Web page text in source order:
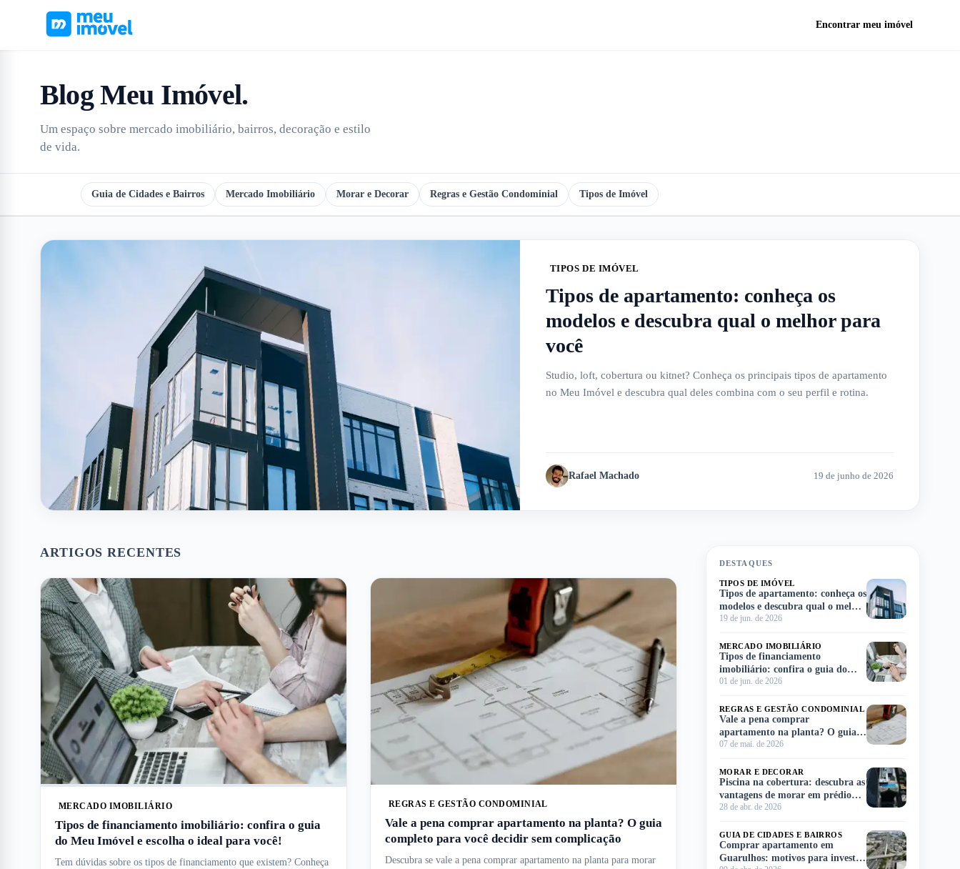
Encontrar meu imóvel
Blog Meu Imóvel.
Um espaço sobre mercado imobiliário, bairros, decoração e estilo
de vida.
Guia de Cidades e Bairros Mercado Imobiliário Morar e Decorar Regras e Gestão Condominial Tipos de Imóvel
TIPOS DE IMÓVEL
Tipos de apartamento: conheça os
modelos e descubra qual o melhor para
você
Studio, loft, cobertura ou kitnet? Conheça os principais tipos de apartamento
no Meu Imóvel e descubra qual deles combina com o seu perfil e rotina.
Rafael Machado 19 de junho de 2026
ARTIGOS RECENTES
MERCADO IMOBILIÁRIO
Tipos de financiamento imobiliário: confira o guia
do Meu Imóvel e escolha o ideal para você!
Tem dúvidas sobre os tipos de financiamento que existem? Conheça
REGRAS E GESTÃO CONDOMINIAL
Vale a pena comprar apartamento na planta? O guia
completo para você decidir sem complicação
Descubra se vale a pena comprar apartamento na planta para morar
DESTAQUES
TIPOS DE IMÓVEL
Tipos de apartamento: conheça os
modelos e descubra qual o melhor
para você
19 de jun. de 2026
MERCADO IMOBILIÁRIO
Tipos de financiamento
imobiliário: confira o guia do
Meu Imóvel e escolha o ideal para
01 de jun. de 2026
REGRAS E GESTÃO CONDOMINIAL
Vale a pena comprar
apartamento na planta? O guia
completo para você decidir sem
07 de mai. de 2026
MORAR E DECORAR
Piscina na cobertura: descubra as
vantagens de morar em prédio
com lazer no rooftop
28 de abr. de 2026
GUIA DE CIDADES E BAIRROS
Comprar apartamento em
Guarulhos: motivos para investir